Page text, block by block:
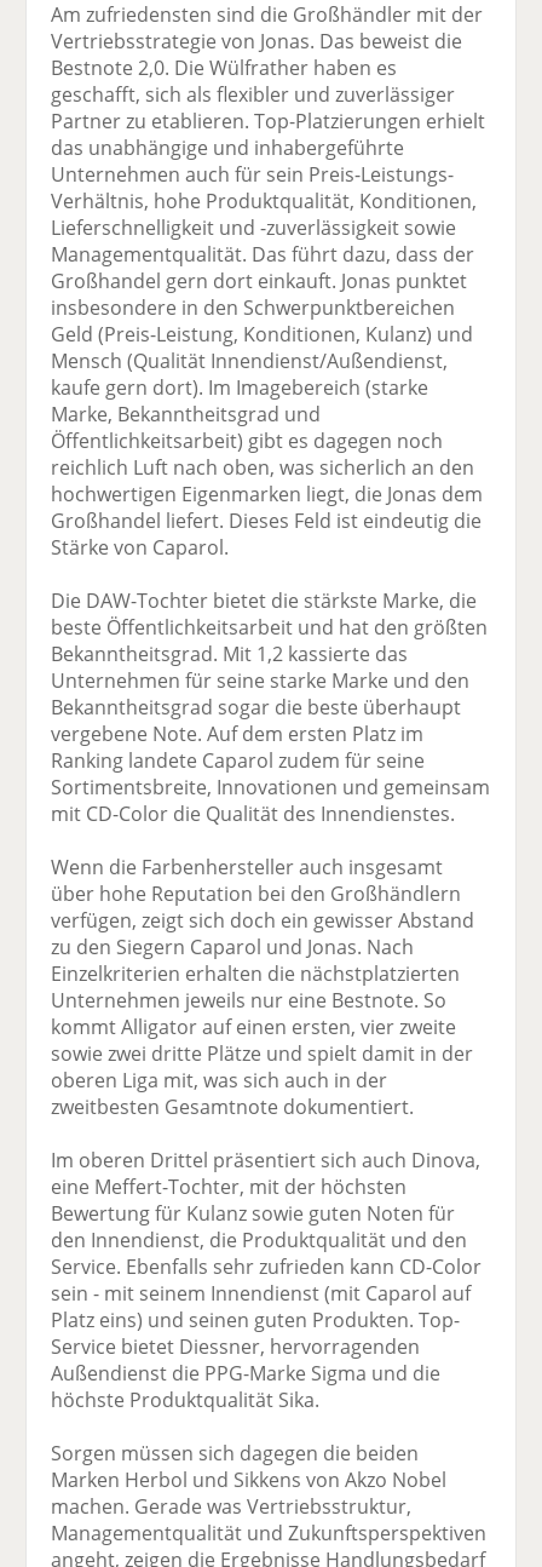
Am zufriedensten sind die Großhändler mit der
Vertriebsstrategie von Jonas. Das beweist die
Bestnote 2,0. Die Wülfrather haben es
geschafft, sich als flexibler und zuverlässiger
Partner zu etablieren. Top-Platzierungen erhielt
das unabhängige und inhabergeführte
Unternehmen auch für sein Preis-Leistungs-
Verhältnis, hohe Produktqualität, Konditionen,
Lieferschnelligkeit und -zuverlässigkeit sowie
Managementqualität. Das führt dazu, dass der
Großhandel gern dort einkauft. Jonas punktet
insbesondere in den Schwerpunktbereichen
Geld (Preis-Leistung, Konditionen, Kulanz) und
Mensch (Qualität Innendienst/Außendienst,
kaufe gern dort). Im Imagebereich (starke
Marke, Bekanntheitsgrad und
Öffentlichkeitsarbeit) gibt es dagegen noch
reichlich Luft nach oben, was sicherlich an den
hochwertigen Eigenmarken liegt, die Jonas dem
Großhandel liefert. Dieses Feld ist eindeutig die
Stärke von Caparol.
Die DAW-Tochter bietet die stärkste Marke, die
beste Öffentlichkeitsarbeit und hat den größten
Bekanntheitsgrad. Mit 1,2 kassierte das
Unternehmen für seine starke Marke und den
Bekanntheitsgrad sogar die beste überhaupt
vergebene Note. Auf dem ersten Platz im
Ranking landete Caparol zudem für seine
Sortimentsbreite, Innovationen und gemeinsam
mit CD-Color die Qualität des Innendienstes.
Wenn die Farbenhersteller auch insgesamt
über hohe Reputation bei den Großhändlern
verfügen, zeigt sich doch ein gewisser Abstand
zu den Siegern Caparol und Jonas. Nach
Einzelkriterien erhalten die nächstplatzierten
Unternehmen jeweils nur eine Bestnote. So
kommt Alligator auf einen ersten, vier zweite
sowie zwei dritte Plätze und spielt damit in der
oberen Liga mit, was sich auch in der
zweitbesten Gesamtnote dokumentiert.
Im oberen Drittel präsentiert sich auch Dinova,
eine Meffert-Tochter, mit der höchsten
Bewertung für Kulanz sowie guten Noten für
den Innendienst, die Produktqualität und den
Service. Ebenfalls sehr zufrieden kann CD-Color
sein - mit seinem Innendienst (mit Caparol auf
Platz eins) und seinen guten Produkten. Top-
Service bietet Diessner, hervorragenden
Außendienst die PPG-Marke Sigma und die
höchste Produktqualität Sika.
Sorgen müssen sich dagegen die beiden
Marken Herbol und Sikkens von Akzo Nobel
machen. Gerade was Vertriebsstruktur,
Managementqualität und Zukunftsperspektiven
angeht, zeigen die Ergebnisse Handlungsbedarf